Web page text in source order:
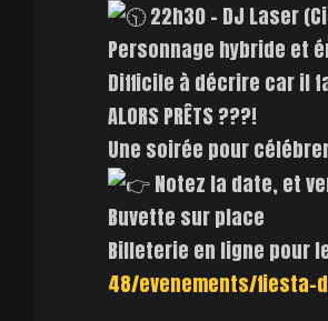
22h30 – DJ Laser
Personnage hybride et
Difficile à décrire car il
ALORS PRÊTS ???!
Une soirée pour
Notez la date, et
Buvette sur place
Billeterie en ligne pour
48/evenements/fiesta-